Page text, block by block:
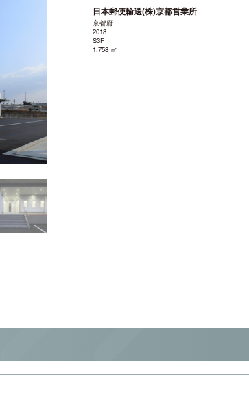
日本郵便輸送(株)京都営業所
京都府
2018
S3F
1,758 ㎡